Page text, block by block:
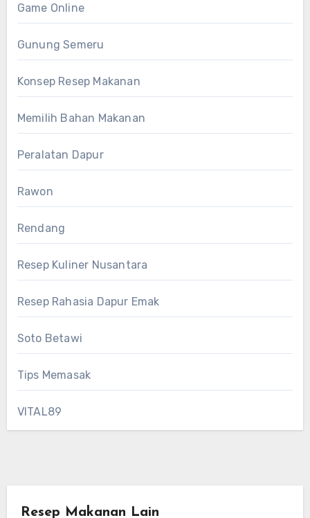
Game Online
Gunung Semeru
Konsep Resep Makanan
Memilih Bahan Makanan
Peralatan Dapur
Rawon
Rendang
Resep Kuliner Nusantara
Resep Rahasia Dapur Emak
Soto Betawi
Tips Memasak
VITAL89
Resep Makanan Lain